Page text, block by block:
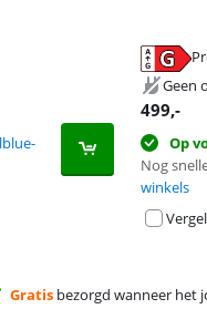
Geen
499,-
Op
Nog
winkels
Gratis bezorgd wanneer het